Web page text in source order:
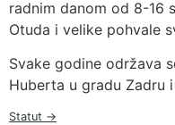
radnim danom od 8-16
Otuda i velike pohvale
Svake godine održava
Huberta u gradu Zadru
Statut →